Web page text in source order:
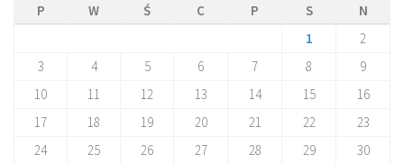
P
W Ś C P S
N
1
2
3
4 5 6 7 8
9
10
11 12 13 14 15
16
17
18 19 20 21 22
23
24
25 26 27 28 29
30